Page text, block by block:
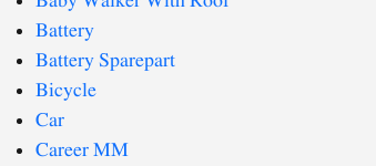
Battery
Battery Sparepart
Bicycle
Car
Career MM